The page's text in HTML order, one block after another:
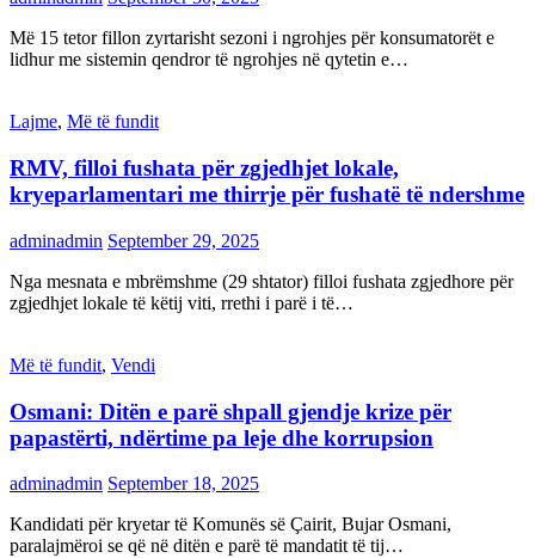
Më 15 tetor fillon zyrtarisht sezoni i ngrohjes për konsumatorët e
lidhur me sistemin qendror të ngrohjes në qytetin e…
Lajme, Më të fundit
RMV, filloi fushata për zgjedhjet lokale,
kryeparlamentari me thirrje për fushatë të ndershme
adminadmin September 29, 2025
Nga mesnata e mbrëmshme (29 shtator) filloi fushata zgjedhore për
zgjedhjet lokale të këtij viti, rrethi i parë i të…
Më të fundit, Vendi
Osmani: Ditën e parë shpall gjendje krize për
papastërti, ndërtime pa leje dhe korrupsion
adminadmin September 18, 2025
Kandidati për kryetar të Komunës së Çairit, Bujar Osmani,
paralajmëroi se që në ditën e parë të mandatit të tij…